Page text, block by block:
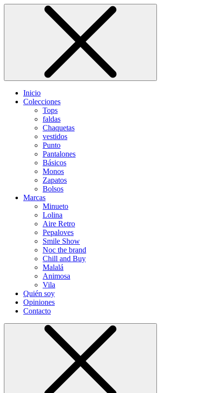
Inicio
Colecciones
Tops
faldas
Chaquetas
vestidos
Punto
Pantalones
Básicos
Monos
Zapatos
Bolsos
Marcas
Minueto
Lolina
Aire Retro
Pepaloves
Smile Show
Noc the brand
Chill and Buy
Malalá
Animosa
Vila
Quién soy
Opiniones
Contacto